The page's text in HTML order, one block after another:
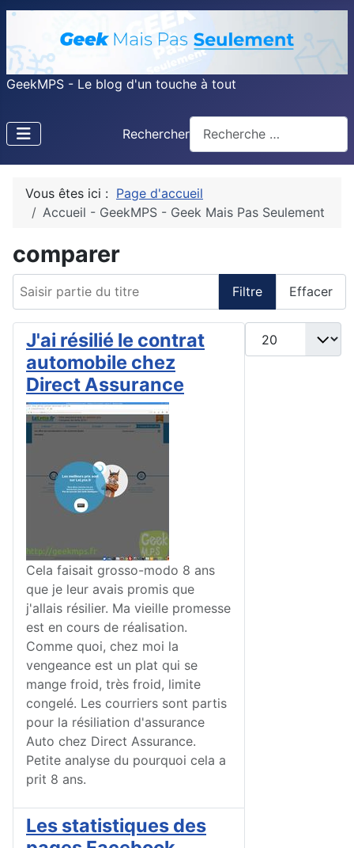
GeekMPS - Le blog d'un touche à tout
Rechercher
Vous êtes ici : Page d'accueil
Accueil - GeekMPS - Geek Mais Pas Seulement
comparer
Filtre Effacer
Afficher #
J'ai résilié le contrat
automobile chez
Direct Assurance
Cela faisait grosso-modo 8 ans
que je leur avais promis que
j'allais résilier. Ma vieille promesse
est en cours de réalisation.
Comme quoi, chez moi la
vengeance est un plat qui se
mange froid, très froid, limite
congelé. Les courriers sont partis
pour la résiliation d'assurance
Auto chez Direct Assurance.
Petite analyse du pourquoi cela a
prit 8 ans.
Les statistiques des